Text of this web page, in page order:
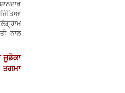
ਨਾਲ
ਜੂਡੋਕਾ